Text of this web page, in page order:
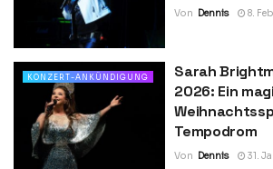
Von Dennis 8.
KONZERT-ANKÜNDIGUNG
Sarah
2026: Ein
Tempodrom
Von Dennis 31.